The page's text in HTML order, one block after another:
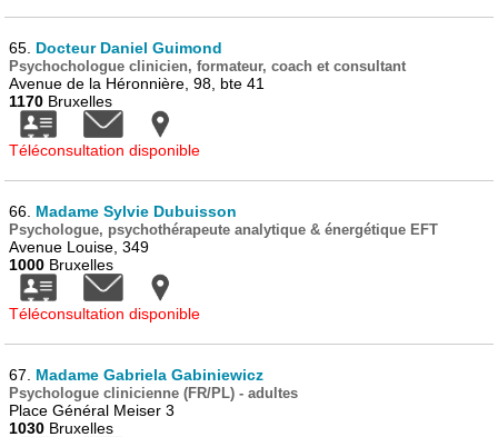
65. Docteur Daniel Guimond
Psychochologue clinicien, formateur, coach et consultant
Avenue de la Héronnière, 98, bte 41
1170 Bruxelles
Téléconsultation disponible
66. Madame Sylvie Dubuisson
Psychologue, psychothérapeute analytique & énergétique EFT
Avenue Louise, 349
1000 Bruxelles
Téléconsultation disponible
67. Madame Gabriela Gabiniewicz
Psychologue clinicienne (FR/PL) - adultes
Place Général Meiser 3
1030 Bruxelles